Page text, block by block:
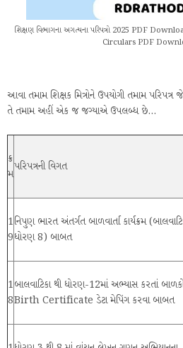
શિક્ષણ વિભાગના અગત્યના પરિપત્રો 2025 PDF
Circulars PDF
આવા તમામ શિક્ષક મિત્રોને ઉપયોગી તમામ
તે તમામ અહીં એક જ જગ્યાએ ઉપલબ્ધ છે...
ક્ર
મ
પરિપત્રની વિગત
1
9
નિપુણ ભારત અંતર્ગત બાળવાર્તા કાર્યક્રમ
ધોરણ 8) બાબત
1
8
બાલવાટિકા થી ધોરણ-12માં અભ્યાસ કરતાં
Birth Certificate ડેટા મેપિંગ કરવા બાબત